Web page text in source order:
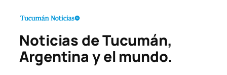
Noticias de Tucumán,
Argentina y el mundo.